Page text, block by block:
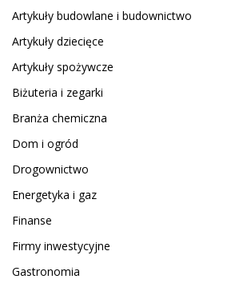
Artykuły budowlane i budownictwo
Artykuły dziecięce
Artykuły spożywcze
Biżuteria i zegarki
Branża chemiczna
Dom i ogród
Drogownictwo
Energetyka i gaz
Finanse
Firmy inwestycyjne
Gastronomia